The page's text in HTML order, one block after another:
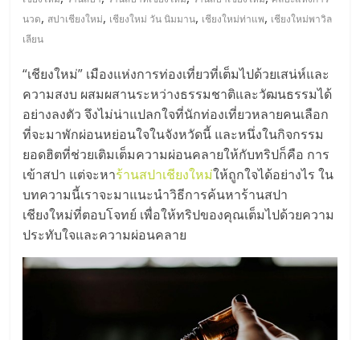
เอ็
มอี
ไทย,
SMEs,
แฟ
รน
ไชส์,
นวด, สปาเชียงใหม่, เชียงใหม่ วัน นิมมาน, เชียงใหม่ท่าแพ, เชียงใหม่พาวิล
เลียน
“เชียงใหม่” เมืองแห่งการท่องเที่ยวที่เต็มไปด้วยเสน่ห์และ
ความสงบ ผสมผสานระหว่างธรรมชาติและวัฒนธรรมได้
อย่างลงตัว จึงไม่น่าแปลกใจที่นักท่องเที่ยวหลายคนเลือก
ที่จะมาพักผ่อนหย่อนใจในจังหวัดนี้ และหนึ่งในกิจกรรม
ยอดฮิตที่ช่วยเติมเต็มความผ่อนคลายให้กับทริปก็คือ การ
เข้าสปา แต่จะหาร้านสปาเชียงใหม่ให้ถูกใจได้อย่างไร ใน
บทความนี้เราจะมาแนะนำวิธีการค้นหาร้านสปา
เชียงใหม่ที่ตอบโจทย์ เพื่อให้ทริปของคุณเต็มไปด้วยความ
ประทับใจและความผ่อนคลาย